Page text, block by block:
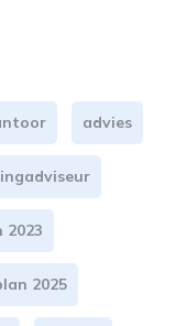
advies
2023
2025